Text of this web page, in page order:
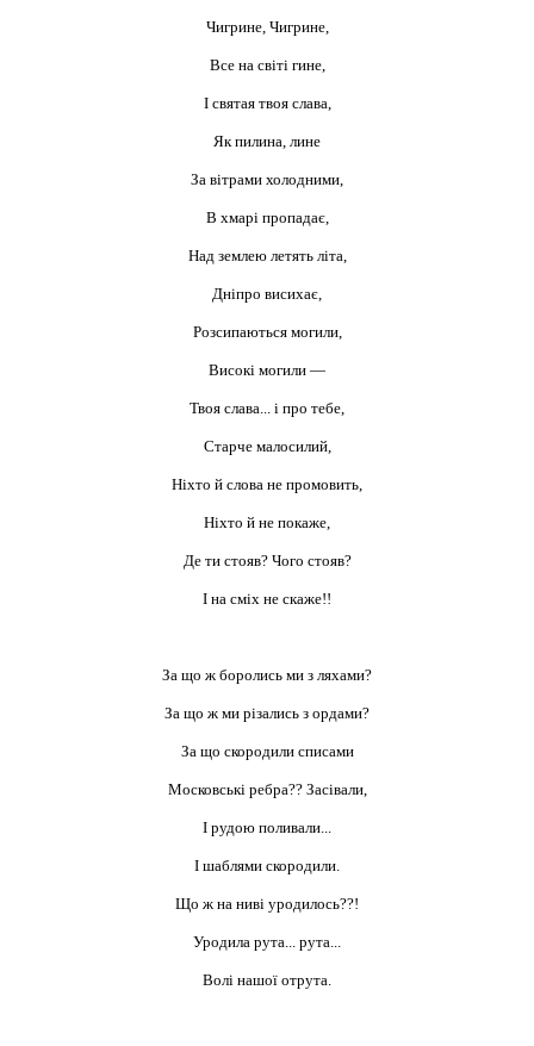
Чигрине, Чигрине,
Все на світі гине,
І святая твоя слава,
Як пилина, лине
За вітрами холодними,
В хмарі пропадає,
Над землею летять літа,
Дніпро висихає,
Розсипаються могили,
Високі могили —
Твоя слава... і про тебе,
Старче малосилий,
Ніхто й слова не промовить,
Ніхто й не покаже,
Де ти стояв? Чого стояв?
І на сміх не скаже!!
За що ж боролись ми з ляхами?
За що ж ми різались з ордами?
За що скородили списами
Московські ребра?? Засівали,
І рудою поливали...
І шаблями скородили.
Що ж на ниві уродилось??!
Уродила рута... рута...
Волі нашої отрута.